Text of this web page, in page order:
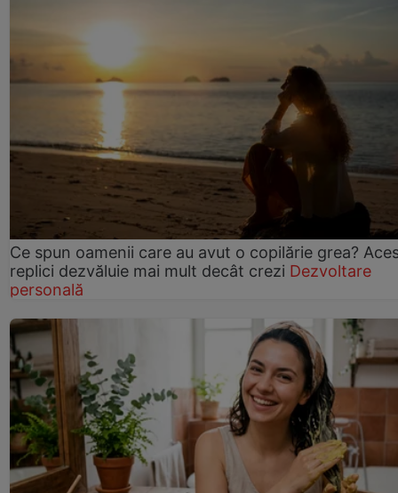
Ce spun oamenii care au avut o copilărie grea?
replici dezvăluie mai mult decât crezi Dezvoltare
personală